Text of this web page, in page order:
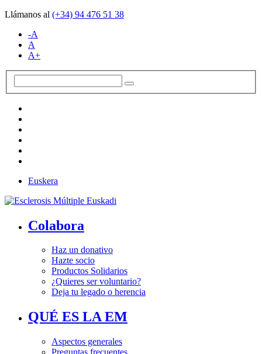
Llámanos al (+34) 94 476 51 38
-A
A
A+
Euskera
Colabora
Haz un donativo
Hazte socio
Productos Solidarios
¿Quieres ser voluntario?
Deja tu legado o herencia
QUÉ ES LA EM
Aspectos generales